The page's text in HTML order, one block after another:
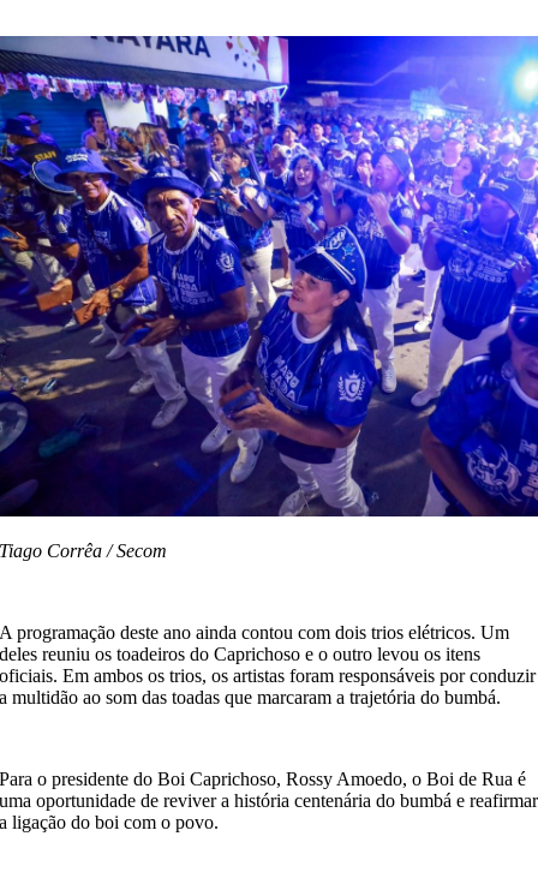
Tiago Corrêa / Secom
A programação deste ano ainda contou com dois trios elétricos. Um
deles reuniu os toadeiros do Caprichoso e o outro levou os itens
oficiais. Em ambos os trios, os artistas foram responsáveis por conduzir
a multidão ao som das toadas que marcaram a trajetória do bumbá.
Para o presidente do Boi Caprichoso, Rossy Amoedo, o Boi de Rua é
uma oportunidade de reviver a história centenária do bumbá e reafirmar
a ligação do boi com o povo.